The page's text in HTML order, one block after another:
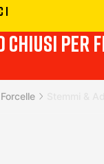
chiusi